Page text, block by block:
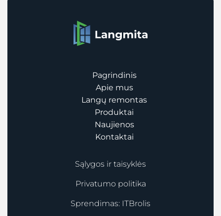
Pagrindinis
Apie mus
Langų remontas
Produktai
Naujienos
Kontaktai
Sąlygos ir taisyklės
Privatumo politika
Sprendimas: ITBrolis